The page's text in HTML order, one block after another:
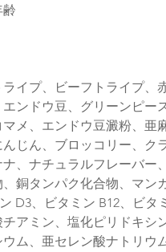
イプ、ビーフトライプ、
エンドウ豆、グリーンピー
メ、エンドウ豆澱粉、亜
んじん、ブロッコリー、ク
ナ、ナチュラルフレーバー
銅タンパク化合物、マン
D3、ビタミン B12、ビタ
チアミン、塩化ピリドキシ
ム、亜セレン酸ナトリウ